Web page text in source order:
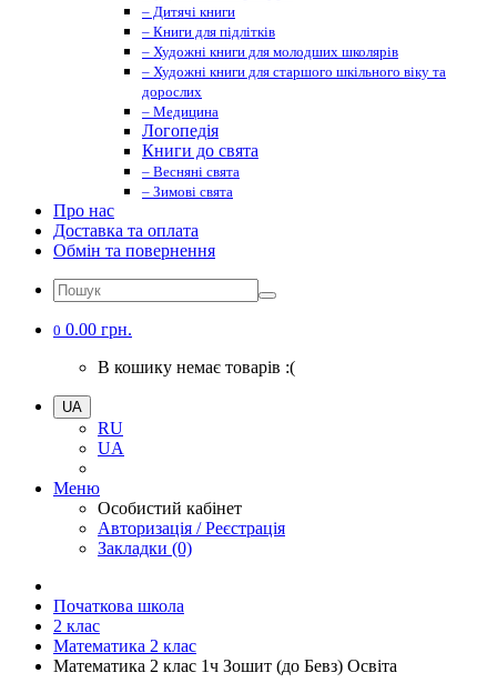
– Дитячі книги
– Книги для підлітків
– Художні книги для молодших школярів
– Художні книги для старшого шкільного віку та
дорослих
– Медицина
Логопедія
Книги до свята
– Весняні свята
– Зимові свята
Про нас
Доставка та оплата
Обмін та повернення
0 0.00 грн.
В кошику немає товарів :(
UA
RU
UA
Меню
Особистий кабінет
Авторизація / Реєстрація
Закладки (0)
Початкова школа
2 клас
Математика 2 клас
Математика 2 клас 1ч Зошит (до Бевз) Освіта